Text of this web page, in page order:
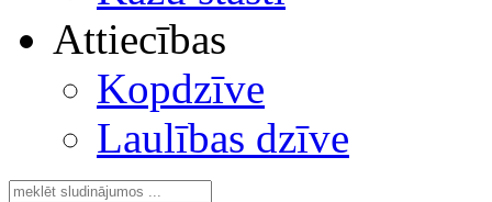
Attiecības
Kopdzīve
Laulības dzīve